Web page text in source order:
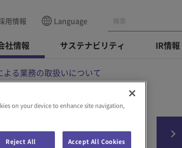
用情報 Language
社情報 サステナビリティ IR情報
る業務の取扱いについて
底による
on your device to enhance site navigation,
Reject All Accept All Cookies